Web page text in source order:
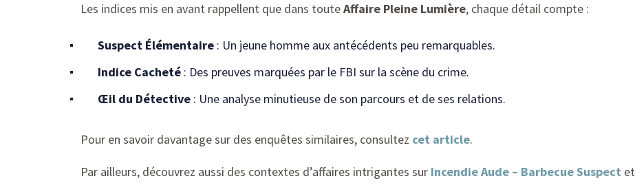
Les indices mis en avant rappellent que dans touteAffaire Pleine Lumière, chaque détail compte :
Suspect Élémentaire : Un jeune homme aux antécédents peu remarquables.
Indice Cacheté : Des preuves marquées par le FBI sur la scène du crime.
Œil du Détective : Une analyse minutieuse de son parcours et de ses relations.
Pour en savoir davantage sur des enquêtes similaires, consultez cet article.
Par ailleurs, découvrez aussi des contextes d’affaires intrigantes sur Incendie Aude – Barbecue Suspect et